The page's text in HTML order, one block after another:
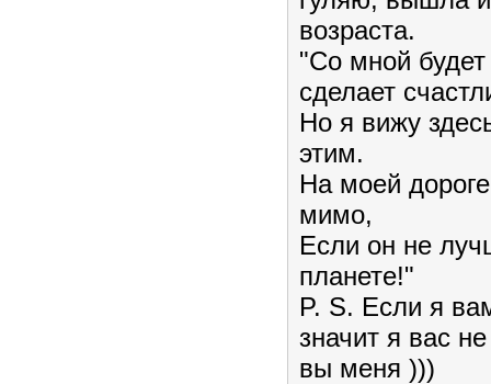
возраста.
"Со мной будет
сделает
Но я вижу
этим.
На моей
мимо,
Если он не
планете!"
P. S. Если я
значит я вас
вы меня )))